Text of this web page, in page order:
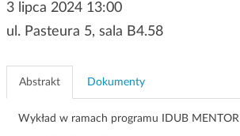
3 lipca 2024 13:00
ul. Pasteura 5, sala B4.58
Abstrakt Dokumenty
Wykład w ramach programu IDUB MENTOR